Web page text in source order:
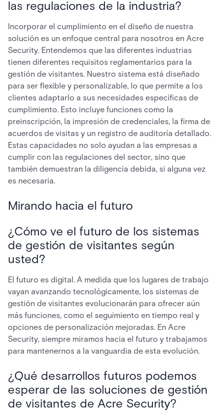
las regulaciones de la industria?
Incorporar el cumplimiento en el diseño de nuestra
solución es un enfoque central para nosotros en Acre
Security. Entendemos que las diferentes industrias
tienen diferentes requisitos reglamentarios para la
gestión de visitantes. Nuestro sistema está diseñado
para ser flexible y personalizable, lo que permite a los
clientes adaptarlo a sus necesidades específicas de
cumplimiento. Esto incluye funciones como la
preinscripción, la impresión de credenciales, la firma de
acuerdos de visitas y un registro de auditoría detallado.
Estas capacidades no solo ayudan a las empresas a
cumplir con las regulaciones del sector, sino que
también demuestran la diligencia debida, si alguna vez
es necesaria.
Mirando hacia el futuro
¿Cómo ve el futuro de los sistemas
de gestión de visitantes según
usted?
El futuro es digital. A medida que los lugares de trabajo
vayan avanzando tecnológicamente, los sistemas de
gestión de visitantes evolucionarán para ofrecer aún
más funciones, como el seguimiento en tiempo real y
opciones de personalización mejoradas. En Acre
Security, siempre miramos hacia el futuro y trabajamos
para mantenernos a la vanguardia de esta evolución.
¿Qué desarrollos futuros podemos
esperar de las soluciones de gestión
de visitantes de Acre Security?